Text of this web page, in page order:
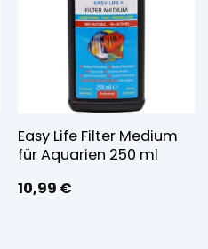
Easy Life Filter Medium
für Aquarien 250 ml
10,99 €